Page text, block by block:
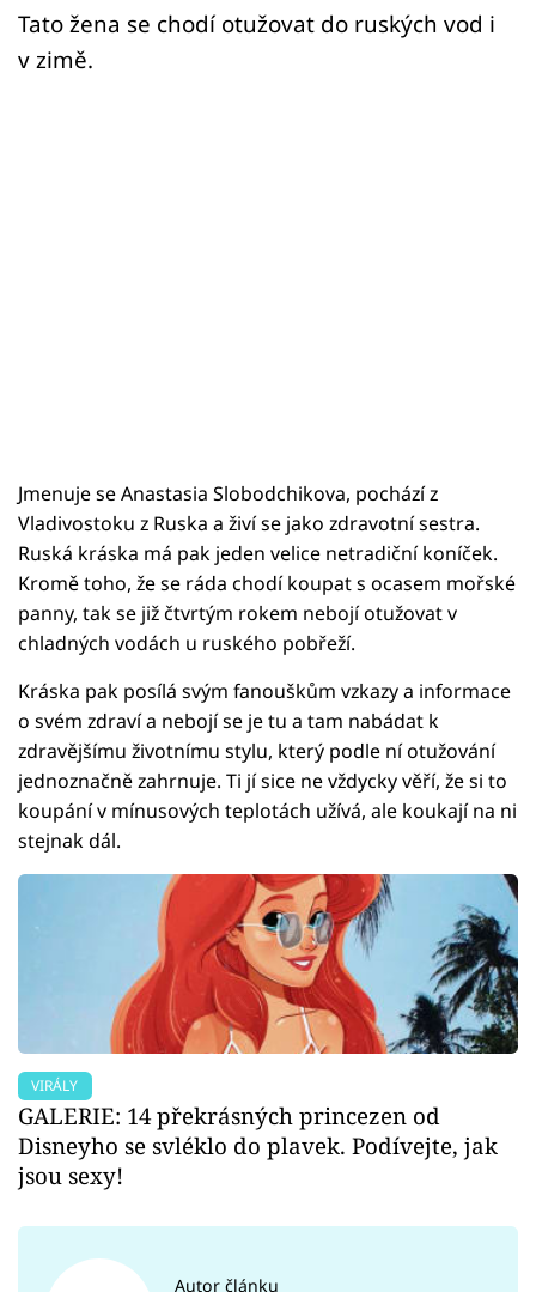
Tato žena se chodí otužovat do ruských vod i
v zimě.
Jmenuje se Anastasia Slobodchikova, pochází z
Vladivostoku z Ruska a živí se jako zdravotní sestra.
Ruská kráska má pak jeden velice netradiční koníček.
Kromě toho, že se ráda chodí koupat s ocasem mořské
panny, tak se již čtvrtým rokem nebojí otužovat v
chladných vodách u ruského pobřeží.
Kráska pak posílá svým fanouškům vzkazy a informace
o svém zdraví a nebojí se je tu a tam nabádat k
zdravějšímu životnímu stylu, který podle ní otužování
jednoznačně zahrnuje. Ti jí sice ne vždycky věří, že si to
koupání v mínusových teplotách užívá, ale koukají na ni
stejnak dál.
VIRÁLY
GALERIE: 14 překrásných princezen od
Disneyho se svléklo do plavek. Podívejte, jak
jsou sexy!
Autor článku